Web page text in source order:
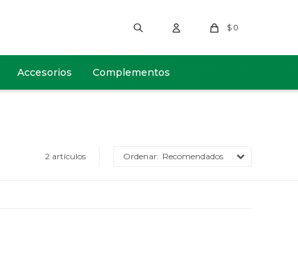
Accesorios Complementos
$ 0
2 artículos Recomendados